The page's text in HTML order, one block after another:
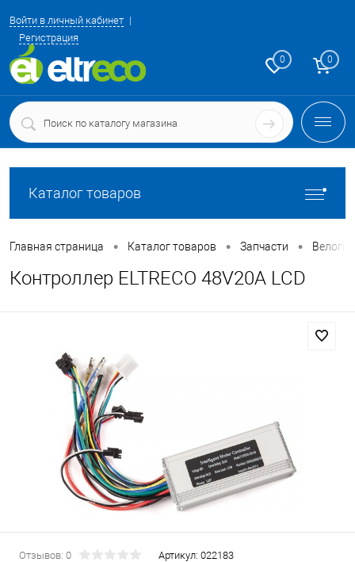
Войти в личный кабинет
Регистрация
0 0
Каталог товаров
Главная страница • Каталог товаров • Запчасти •
Контроллер ELTRECO 48V20A LCD
Отзывов: 0 Артикул: 022183